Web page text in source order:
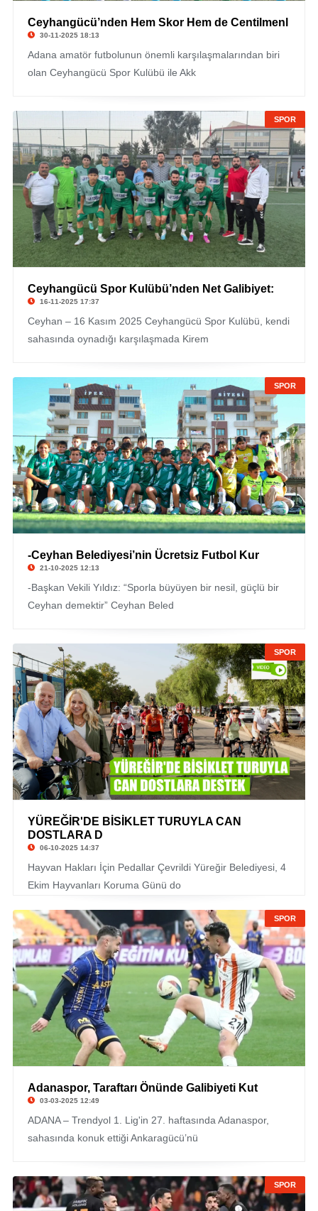
Ceyhangücü’nden Hem Skor Hem de Centilmenl
30-11-2025 18:13
Adana amatör futbolunun önemli karşılaşmalarından biri
olan Ceyhangücü Spor Kulübü ile Akk
SPOR
Ceyhangücü Spor Kulübü’nden Net Galibiyet:
16-11-2025 17:37
Ceyhan – 16 Kasım 2025 Ceyhangücü Spor Kulübü, kendi
sahasında oynadığı karşılaşmada Kirem
SPOR
-Ceyhan Belediyesi’nin Ücretsiz Futbol Kur
21-10-2025 12:13
-Başkan Vekili Yıldız: “Sporla büyüyen bir nesil, güçlü bir
Ceyhan demektir” Ceyhan Beled
SPOR
YÜREĞİR'DE BİSİKLET TURUYLA CAN
DOSTLARA D
06-10-2025 14:37
Hayvan Hakları İçin Pedallar Çevrildi Yüreğir Belediyesi, 4
Ekim Hayvanları Koruma Günü do
SPOR
Adanaspor, Taraftarı Önünde Galibiyeti Kut
03-03-2025 12:49
ADANA – Trendyol 1. Lig'in 27. haftasında Adanaspor,
sahasında konuk ettiği Ankaragücü’nü
SPOR